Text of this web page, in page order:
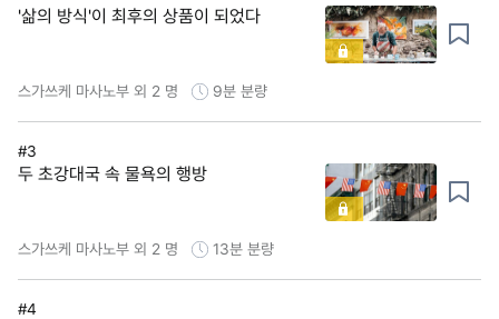
'삶의 방식'이 최후의 상품이 되었다
스가쓰케 마사노부 외 2 명 9분 분량
#3
두 초강대국 속 물욕의 행방
스가쓰케 마사노부 외 2 명 13분 분량
#4